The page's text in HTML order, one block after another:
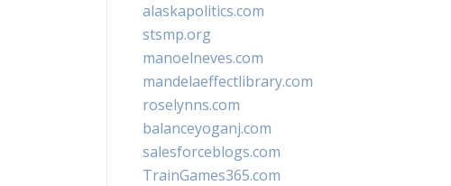
alaskapolitics.com
stsmp.org
manoelneves.com
mandelaeffectlibrary.com
roselynns.com
balanceyoganj.com
salesforceblogs.com
TrainGames365.com